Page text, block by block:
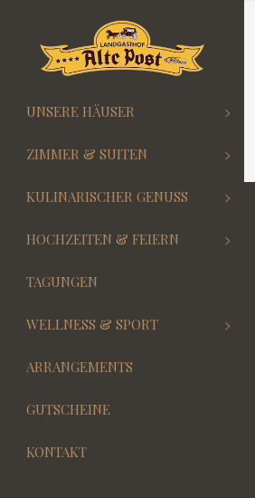
UNSERE HÄUSER
ZIMMER & SUITEN
KULINARISCHER GENUSS
HOCHZEITEN & FEIERN
TAGUNGEN
WELLNESS & SPORT
ARRANGEMENTS
GUTSCHEINE
KONTAKT